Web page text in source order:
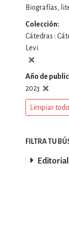
Biografías,
Colección
Cátedras :
Levi
Año de
2023
Limpiar todo
FILTRA TU
Editorial